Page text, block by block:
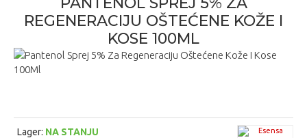
REGENERACIJU OŠTEĆENE KOŽE I
KOSE 100ML
Lager: NA STANJU